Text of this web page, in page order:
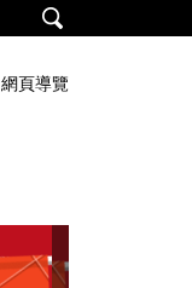
網頁導覽